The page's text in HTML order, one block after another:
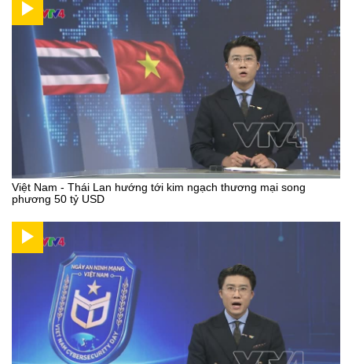
Việt Nam - Thái Lan hướng tới kim ngạch thương mại song
phương 50 tỷ USD